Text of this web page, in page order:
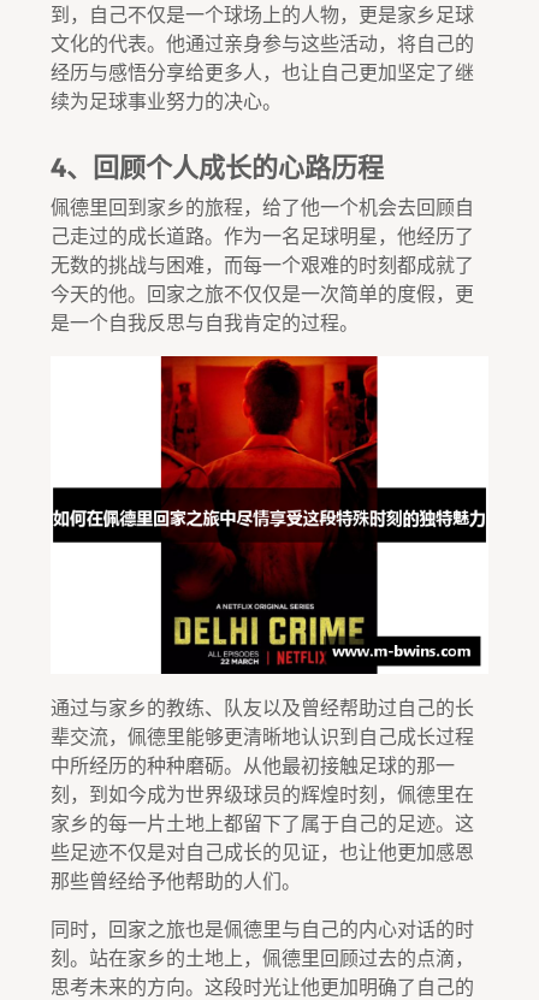
到，自己不仅是一个球场上的人物，更是家乡足球
文化的代表。他通过亲身参与这些活动，将自己的
经历与感悟分享给更多人，也让自己更加坚定了继
续为足球事业努力的决心。
4、回顾个人成长的心路历程
佩德里回到家乡的旅程，给了他一个机会去回顾自
己走过的成长道路。作为一名足球明星，他经历了
无数的挑战与困难，而每一个艰难的时刻都成就了
今天的他。回家之旅不仅仅是一次简单的度假，更
是一个自我反思与自我肯定的过程。
通过与家乡的教练、队友以及曾经帮助过自己的长
辈交流，佩德里能够更清晰地认识到自己成长过程
中所经历的种种磨砺。从他最初接触足球的那一
刻，到如今成为世界级球员的辉煌时刻，佩德里在
家乡的每一片土地上都留下了属于自己的足迹。这
些足迹不仅是对自己成长的见证，也让他更加感恩
那些曾经给予他帮助的人们。
同时，回家之旅也是佩德里与自己的内心对话的时
刻。站在家乡的土地上，佩德里回顾过去的点滴，
思考未来的方向。这段时光让他更加明确了自己的